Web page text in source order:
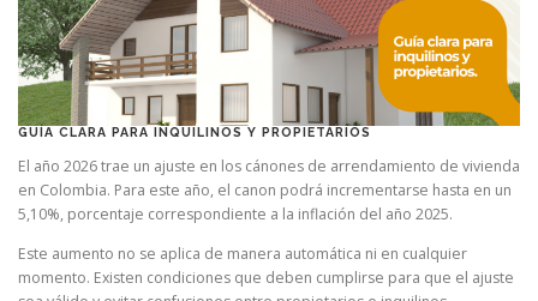
GUÍA CLARA PARA INQUILINOS Y PROPIETARIOS
El año 2026 trae un ajuste en los cánones de arrendamiento de vivienda
en Colombia. Para este año, el canon podrá incrementarse hasta en un
5,10%, porcentaje correspondiente a la inflación del año 2025.
Este aumento no se aplica de manera automática ni en cualquier
momento. Existen condiciones que deben cumplirse para que el ajuste